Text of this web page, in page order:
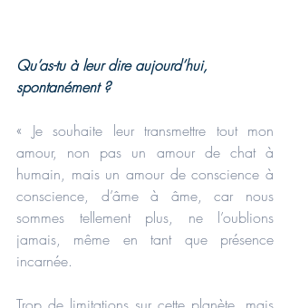
Qu’as-tu à leur dire aujourd’hui,
spontanément ?
« Je souhaite leur transmettre tout mon
amour, non pas un amour de chat à
humain, mais un amour de conscience à
conscience, d’âme à âme, car nous
sommes tellement plus, ne l’oublions
jamais, même en tant que présence
incarnée.